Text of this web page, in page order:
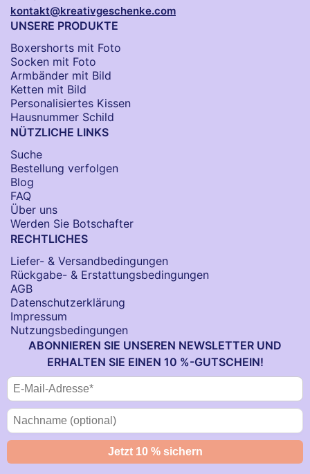
kontakt@kreativgeschenke.com
UNSERE PRODUKTE
Boxershorts mit Foto
Socken​ mit Foto
Armbänder mit Bild​
Ketten mit Bild
Personalisiertes Kissen
Hausnummer Schild
NÜTZLICHE LINKS
Suche
Bestellung verfolgen
Blog
FAQ
Über uns
Werden Sie Botschafter
RECHTLICHES
Liefer- & Versandbedingungen
Rückgabe- & Erstattungsbedingungen
AGB
Datenschutzerklärung
Impressum
Nutzungsbedingungen
ABONNIEREN SIE UNSEREN NEWSLETTER UND
ERHALTEN SIE EINEN 10 %-GUTSCHEIN!